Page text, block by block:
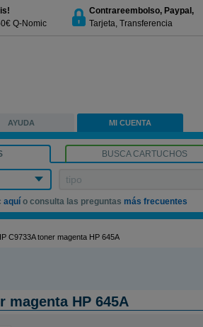
Q-Nomic
Contrareembolso, Paypal,
Tarjeta, Transferencia
AYUDA MI CUENTA
BUSCA CARTUCHOS
tipo
aquí o consulta las preguntas más frecuentes
C9733A toner magenta HP 645A
magenta HP 645A